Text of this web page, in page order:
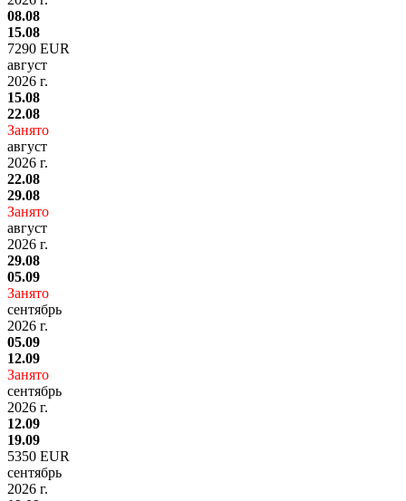
08.08
15.08
7290 EUR
август
2026 г.
15.08
22.08
Занято
август
2026 г.
22.08
29.08
Занято
август
2026 г.
29.08
05.09
Занято
сентябрь
2026 г.
05.09
12.09
Занято
сентябрь
2026 г.
12.09
19.09
5350 EUR
сентябрь
2026 г.